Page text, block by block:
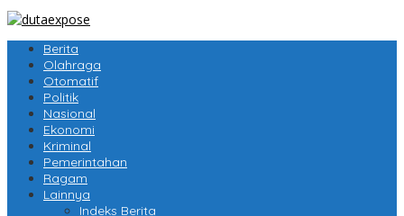
Berita
Olahraga
Otomatif
Politik
Nasional
Ekonomi
Kriminal
Pemerintahan
Ragam
Lainnya
Indeks Berita